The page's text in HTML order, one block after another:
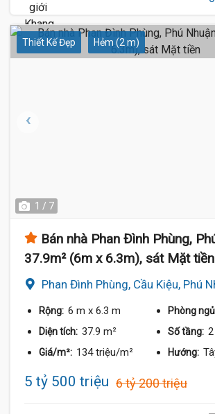
Thiết Kế Đẹp Hẻm (2 m)
1 / 7
Bán nhà Phan Đình Phùng,
37.9m² (6m x 6.3m), sát Mặt tiền
Phan Đình Phùng, Cầu Kiệu, Phú
Rộng: 6 m x 6.3 m Phòng
Diện tích: 37.9 m² Số tầng:
Giá/m²: 134 triệu/m² Hướng:
5 tỷ 500 triệu 6 tỷ 200 triệu